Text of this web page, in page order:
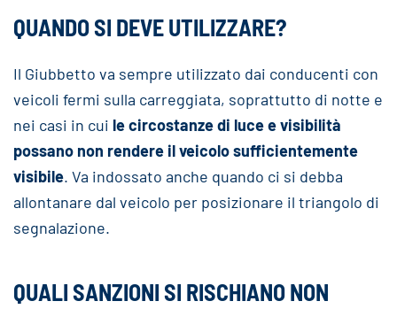
QUANDO SI DEVE UTILIZZARE?
Il Giubbetto va sempre utilizzato dai conducenti con
veicoli fermi sulla carreggiata, soprattutto di notte e
nei casi in cui le circostanze di luce e visibilità
possano non rendere il veicolo sufficientemente
visibile. Va indossato anche quando ci si debba
allontanare dal veicolo per posizionare il triangolo di
segnalazione.
QUALI SANZIONI SI RISCHIANO NON